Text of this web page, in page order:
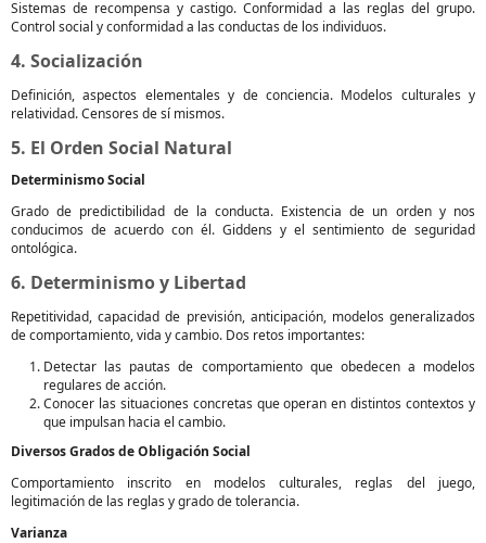
Sistemas de recompensa y castigo. Conformidad a las reglas del grupo.
Control social y conformidad a las conductas de los individuos.
4. Socialización
Definición, aspectos elementales y de conciencia. Modelos culturales y
relatividad. Censores de sí mismos.
5. El Orden Social Natural
Determinismo Social
Grado de predictibilidad de la conducta. Existencia de un orden y nos
conducimos de acuerdo con él. Giddens y el sentimiento de seguridad
ontológica.
6. Determinismo y Libertad
Repetitividad, capacidad de previsión, anticipación, modelos generalizados
de comportamiento, vida y cambio. Dos retos importantes:
Detectar las pautas de comportamiento que obedecen a modelos
regulares de acción.
Conocer las situaciones concretas que operan en distintos contextos y
que impulsan hacia el cambio.
Diversos Grados de Obligación Social
Comportamiento inscrito en modelos culturales, reglas del juego,
legitimación de las reglas y grado de tolerancia.
Varianza